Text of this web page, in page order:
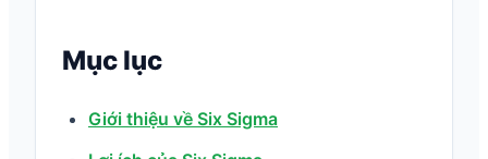
Mục lục
Giới thiệu về Six Sigma